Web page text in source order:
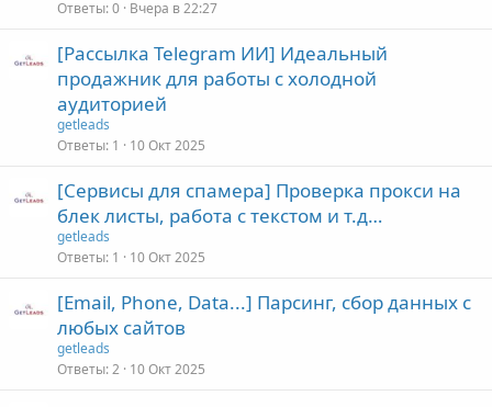
Ответы 0 Вчера в 22:27
[Рассылка Telegram ИИ] Идеальный
продажник для работы с холодной
аудиторией
getleads
Ответы 1 10 Окт 2025
[Сервисы для спамера] Проверка прокси на
блек листы, работа с текстом и т.д…
getleads
Ответы 1 10 Окт 2025
[Email, Phone, Data...] Парсинг, сбор данных с
любых сайтов
getleads
Ответы 2 10 Окт 2025